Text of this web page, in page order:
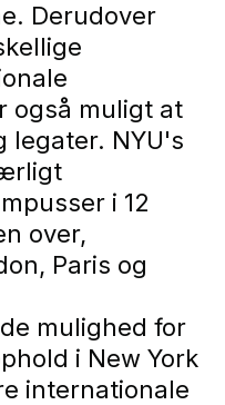
Derudover
også muligt at
legater. NYU's
i 12
over,
Paris og
mulighed for
i New York
internationale